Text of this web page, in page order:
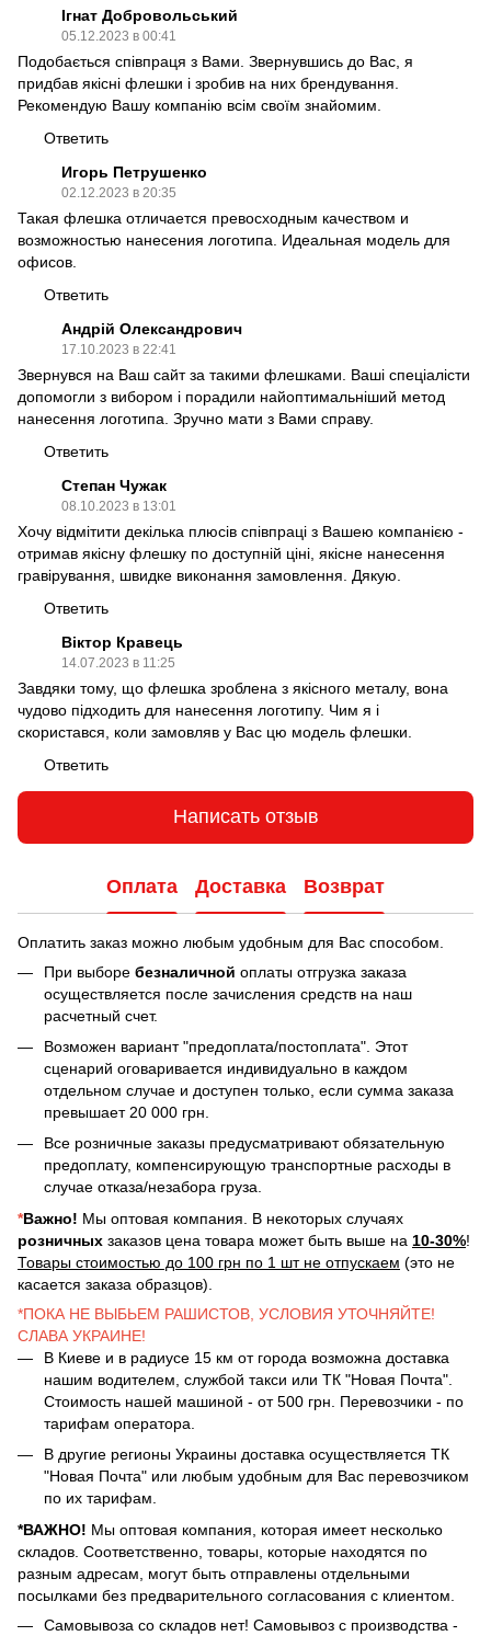
Ігнат Добровольський
05.12.2023 в 00:41
Подобається співпраця з Вами. Звернувшись до Вас, я
придбав якісні флешки і зробив на них брендування.
Рекомендую Вашу компанію всім своїм знайомим.
Ответить
Игорь Петрушенко
02.12.2023 в 20:35
Такая флешка отличается превосходным качеством и
возможностью нанесения логотипа. Идеальная модель для
офисов.
Ответить
Андрій Олександрович
17.10.2023 в 22:41
Звернувся на Ваш сайт за такими флешками. Ваші спеціалісти
допомогли з вибором і порадили найоптимальніший метод
нанесення логотипа. Зручно мати з Вами справу.
Ответить
Степан Чужак
08.10.2023 в 13:01
Хочу відмітити декілька плюсів співпраці з Вашею компанією -
отримав якісну флешку по доступній ціні, якісне нанесення
гравірування, швидке виконання замовлення. Дякую.
Ответить
Віктор Кравець
14.07.2023 в 11:25
Завдяки тому, що флешка зроблена з якісного металу, вона
чудово підходить для нанесення логотипу. Чим я і
скористався, коли замовляв у Вас цю модель флешки.
Ответить
Написать отзыв
Оплата Доставка Возврат
Оплатить заказ можно любым удобным для Вас способом.
При выборе безналичной оплаты отгрузка заказа
осуществляется после зачисления средств на наш
расчетный счет.
Возможен вариант "предоплата/постоплата". Этот
сценарий оговаривается индивидуально в каждом
отдельном случае и доступен только, если сумма заказа
превышает 20 000 грн.
Все розничные заказы предусматривают обязательную
предоплату, компенсирующую транспортные расходы в
случае отказа/незабора груза.
*Важно! Мы оптовая компания. В некоторых случаях
розничных заказов цена товара может быть выше на 10-30%!
Товары стоимостью до 100 грн по 1 шт не отпускаем (это не
касается заказа образцов).
*ПОКА НЕ ВЫБЬЕМ РАШИСТОВ, УСЛОВИЯ УТОЧНЯЙТЕ!
СЛАВА УКРАИНЕ!
В Киеве и в радиусе 15 км от города возможна доставка
нашим водителем, службой такси или ТК "Новая Почта".
Стоимость нашей машиной - от 500 грн. Перевозчики - по
тарифам оператора.
В другие регионы Украины доставка осуществляется ТК
"Новая Почта" или любым удобным для Вас перевозчиком
по их тарифам.
*ВАЖНО! Мы оптовая компания, которая имеет несколько
складов. Соответственно, товары, которые находятся по
разным адресам, могут быть отправлены отдельными
посылками без предварительного согласования с клиентом.
Самовывоза со складов нет! Самовывоз с производства -